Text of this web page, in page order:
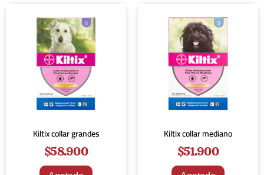
Kiltix collar grandes
$58.900
Kiltix collar mediano
$51.900